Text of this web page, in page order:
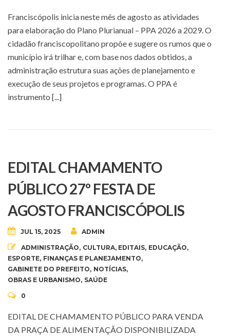
Franciscópolis inicia neste mês de agosto as atividades
para elaboração do Plano Plurianual – PPA 2026 a 2029. O
cidadão franciscopolitano propõe e sugere os rumos que o
município irá trilhar e, com base nos dados obtidos, a
administração estrutura suas ações de planejamento e
execução de seus projetos e programas. O PPA é
instrumento [...]
EDITAL CHAMAMENTO
PÚBLICO 27º FESTA DE
AGOSTO FRANCISCÓPOLIS
JUL 15, 2025 ADMIN
ADMINISTRAÇÃO, CULTURA, EDITAIS, EDUCAÇÃO,
ESPORTE, FINANÇAS E PLANEJAMENTO,
GABINETE DO PREFEITO, NOTÍCIAS,
OBRAS E URBANISMO, SAÚDE
0
EDITAL DE CHAMAMENTO PÚBLICO PARA VENDA
DA PRAÇA DE ALIMENTAÇÃO DISPONIBILIZADA